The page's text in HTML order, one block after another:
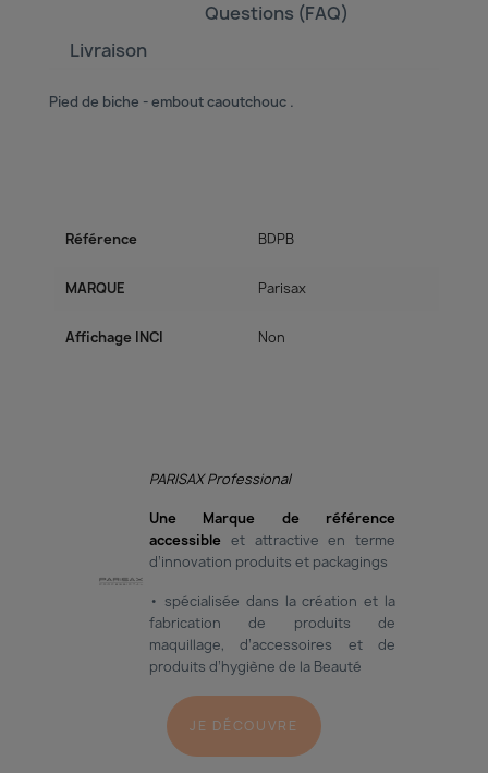
Questions (FAQ)
Livraison
Pied de biche - embout caoutchouc .
Référence BDPB
MARQUE Parisax
Affichage INCI Non
PARISAX Professional
Une Marque de référence
accessible et attractive en terme
d’innovation produits et packagings
• spécialisée dans la création et la
fabrication de produits de
maquillage, d’accessoires et de
produits d’hygiène de la Beauté
JE DÉCOUVRE